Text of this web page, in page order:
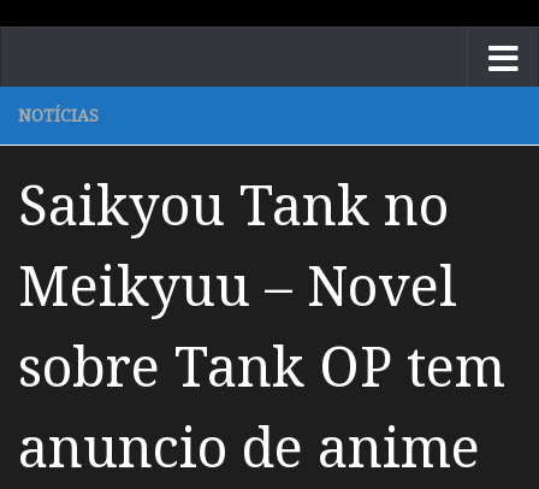
NOTÍCIAS
Saikyou Tank no
Meikyuu – Novel
sobre Tank OP tem
anuncio de anime